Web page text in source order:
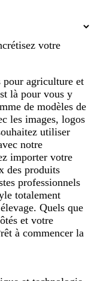
votre
pour agriculture et
là pour vous y
de modèles de
les images, logos
utiliser
notre
importer votre
des produits
professionnels
totalement
Quels que
et votre
à commencer la